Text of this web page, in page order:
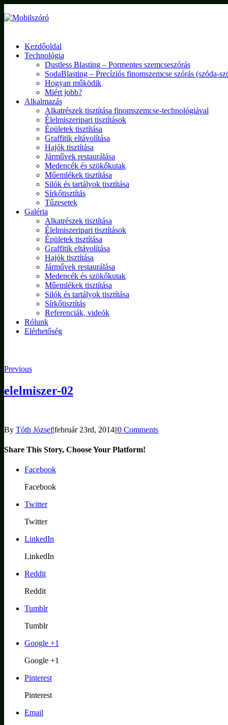
Kezdőoldal
Technológia
Dustless Blasting – Pormentes szemcseszórás
SodaBlasting – Precíziós finomszemcse szórás (szóda-
Hogyan működik
Miért jobb?
Alkalmazás
Alkatrészek tisztítása finomszemcse-technológiával
Élelmiszeripari tisztítások
Épületek tisztítása
Graffitik eltávolítása
Hajók tisztítása
Járművek restaurálása
Medencék és szökőkutak
Műemlékek tisztítása
Silók és tartályok tisztítása
Sírkőtisztítás
Tűzesetek
Galéria
Alkatrészek tisztítása
Élelmiszeripari tisztítások
Épületek tisztítása
Graffitik eltávolítása
Hajók tisztítása
Járművek restaurálása
Medencék és szökőkutak
Műemlékek tisztítása
Silók és tartályok tisztítása
Sírkőtisztítás
Referenciák, videók
Rólunk
Elérhetőség
Previous
elelmiszer-02
By Tóth József|február 23rd, 2014||0 Comments
Share This Story, Choose Your Platform!
Facebook
Facebook
Twitter
Twitter
LinkedIn
LinkedIn
Reddit
Reddit
Tumblr
Tumblr
Google +1
Google +1
Pinterest
Pinterest
Email